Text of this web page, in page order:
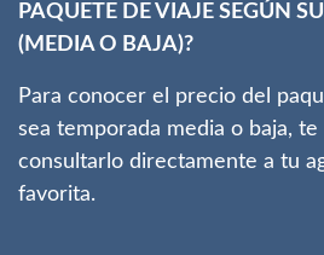
PAQUETE DE VIAJE SEGÚN
(MEDIA O BAJA)?
Para conocer el precio del
sea temporada media o baja,
consultarlo directamente a tu
favorita.